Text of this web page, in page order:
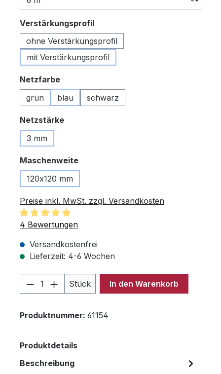
Verstärkungsprofilauswählen
ohne Verstärkungsprofil
mit Verstärkungsprofil
Netzfarbeauswählen
grün
blau schwarz
Netzstärkeauswählen
3 mm
Maschenweiteauswählen
120x120 mm
Preise inkl. MwSt. zzgl. Versandkosten
Durchschnittliche Bewertung von 5 von 5 Sternen
4 Bewertungen
Versandkostenfrei
Lieferzeit: 4-6 Wochen
Produkt Anzahl: Gib den
Stück In den Warenkorb
Produktnummer: 61154
Produktdetails
Beschreibung